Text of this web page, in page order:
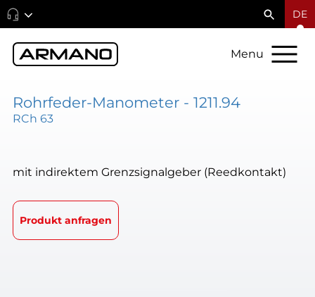
DE
Menu
Rohrfeder-Manometer - 1211.94
RCh 63
mit indirektem Grenzsignalgeber (Reedkontakt)
Produkt anfragen